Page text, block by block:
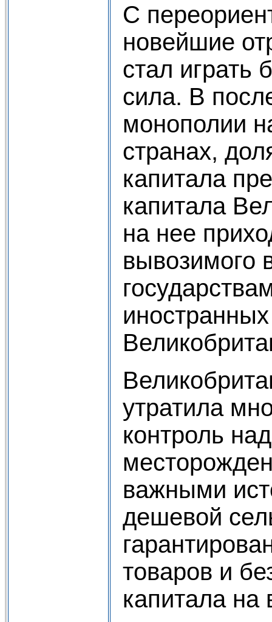
С
новейшие
стал
сила. В
монополии
странах,
капитала
капитала
на нее
вывозимого
утратила
контроль
важными
дешевой
товаров и
капитала на